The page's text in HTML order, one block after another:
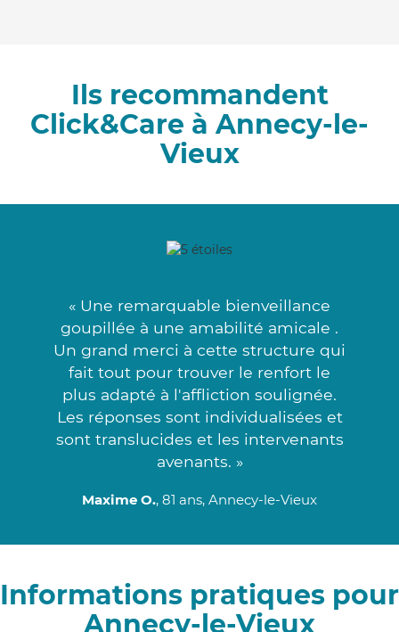
Ils recommandent
Click&Care à Annecy-le-
Vieux
« Une remarquable bienveillance
goupillée à une amabilité amicale .
Un grand merci à cette structure qui
fait tout pour trouver le renfort le
plus adapté à l'affliction soulignée.
Les réponses sont individualisées et
sont translucides et les intervenants
avenants. »
Maxime O., 81 ans, Annecy-le-Vieux
Informations pratiques pour
Annecy-le-Vieux